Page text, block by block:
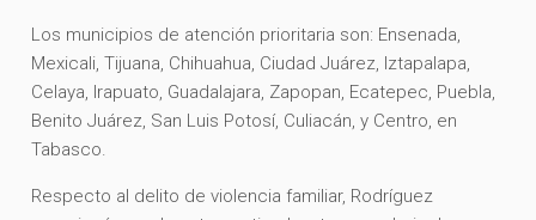
Los municipios de atención prioritaria son: Ensenada,
Mexicali, Tijuana, Chihuahua, Ciudad Juárez, Iztapalapa,
Celaya, Irapuato, Guadalajara, Zapopan, Ecatepec, Puebla,
Benito Juárez, San Luis Potosí, Culiacán, y Centro, en
Tabasco.
Respecto al delito de violencia familiar, Rodríguez